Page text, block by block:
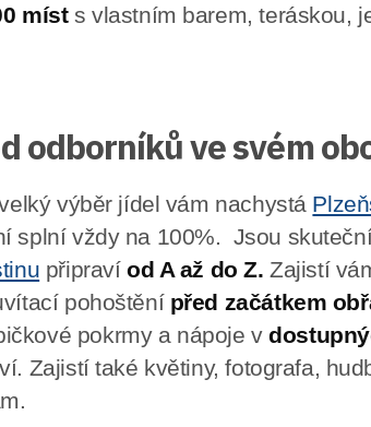
místs vlastním barem, teráskou,
odborníků ve svém
výběr jídel vám nachystá
splní vždy na 100%. Jsou
připravíod A až do Z. Zajistí
pohoštěnípřed začátkem
pokrmy a nápoje v
Zajistí také květiny, fotografa,